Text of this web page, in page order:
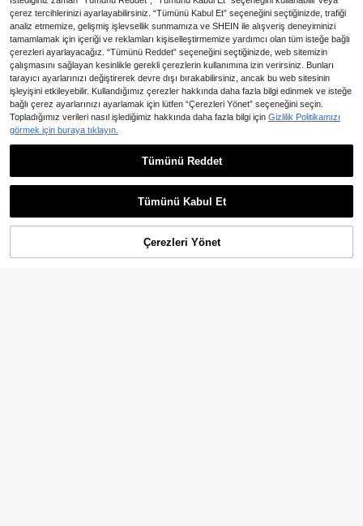
4
2 Parça Set Rahat Şık Tatlı Sevimli
Bebek Kız Bodysuit, Yumuşak Nefe
s Alabilir Düz Renk İçi Boş Dantel P
üsküllü Bodysuit ve Kafa Bandı Seti
434 ,06TL
En Çok Satanlar
1 Adet Bebek Kız İçin Tatlı ve Şirin
Kontrast Renkli 3D Kiraz Dekorlu K
olsuz Body, Hafif Yazlık, Bebek Duş
364
%2% İNDİRİM!
çerez tercihlerinizi ayarlayabilirsiniz. “Tümünü Kabul Et” seçeneğini seçtiğinizde, trafiği
analiz etmemize, gelişmiş işlevsellik sunmamıza ve SHEIN ile alışveriş deneyiminizi
tamamlamak için içeriği ve reklamları kişiselleştirmemize yardımcı olan tüm isteğe bağlı
çerezleri ayarlayacağız. “Tümünü Reddet” seçeneğini seçtiğinizde, web sitemizin
çalışmasını sağlayan kesinlikle gerekli çerezlerin kullanımına izin verirsiniz. Bunları
tarayıcı ayarlarınızı değiştirerek devre dışı bırakabilirsiniz, ancak bu web sitesinin
işleyişini etkileyebilir. Kullandığımız çerezler hakkında daha fazla bilgi edinmek ve isteğe
bağlı çerez ayarlarınızı ayarlamak için lütfen “Çerezleri Yönet” seçeneğini seçin.
Topladığımız verileri nasıl işlediğimiz hakkında daha fazla bilgi için Gizlilik Politikamızı
görmek için buraya tıklayın.
Tümünü Reddet
Tümünü Kabul Et
Çerezleri Yönet